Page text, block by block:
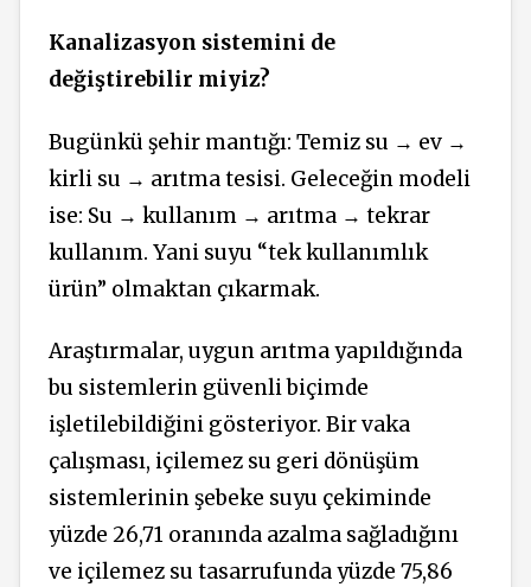
Kanalizasyon sistemini de
değiştirebilir miyiz?
Bugünkü şehir mantığı: Temiz su → ev →
kirli su → arıtma tesisi. Geleceğin modeli
ise: Su → kullanım → arıtma → tekrar
kullanım. Yani suyu “tek kullanımlık
ürün” olmaktan çıkarmak.
Araştırmalar, uygun arıtma yapıldığında
bu sistemlerin güvenli biçimde
işletilebildiğini gösteriyor. Bir vaka
çalışması, içilemez su geri dönüşüm
sistemlerinin şebeke suyu çekiminde
yüzde 26,71 oranında azalma sağladığını
ve içilemez su tasarrufunda yüzde 75,86